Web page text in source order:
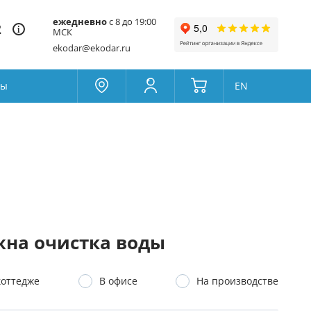
ежедневнос 8 до 19:00
МСК
ekodar@ekodar.ru
EN
очистка воды
В офисе На производстве